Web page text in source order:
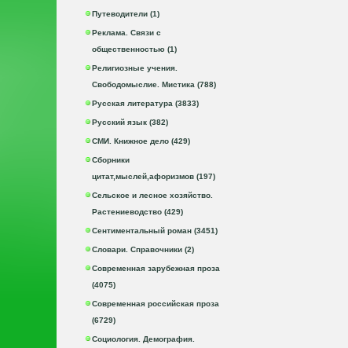
Путеводители (1)
Реклама. Связи с
общественностью (1)
Религиозные учения.
Свободомыслие. Мистика (788)
Русская литература (3833)
Русский язык (382)
СМИ. Книжное дело (429)
Сборники
цитат,мыслей,афоризмов (197)
Сельское и лесное хозяйство.
Растениеводство (429)
Сентиментальный роман (3451)
Словари. Справочники (2)
Современная зарубежная проза
(4075)
Современная российская проза
(6729)
Социология. Демография.